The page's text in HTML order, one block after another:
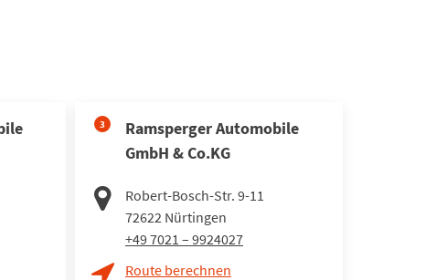
3
Ramsperger Automobile
GmbH & Co.KG
Robert-Bosch-Str. 9-11
72622 Nürtingen
+49 7021 – 9924027
Route berechnen